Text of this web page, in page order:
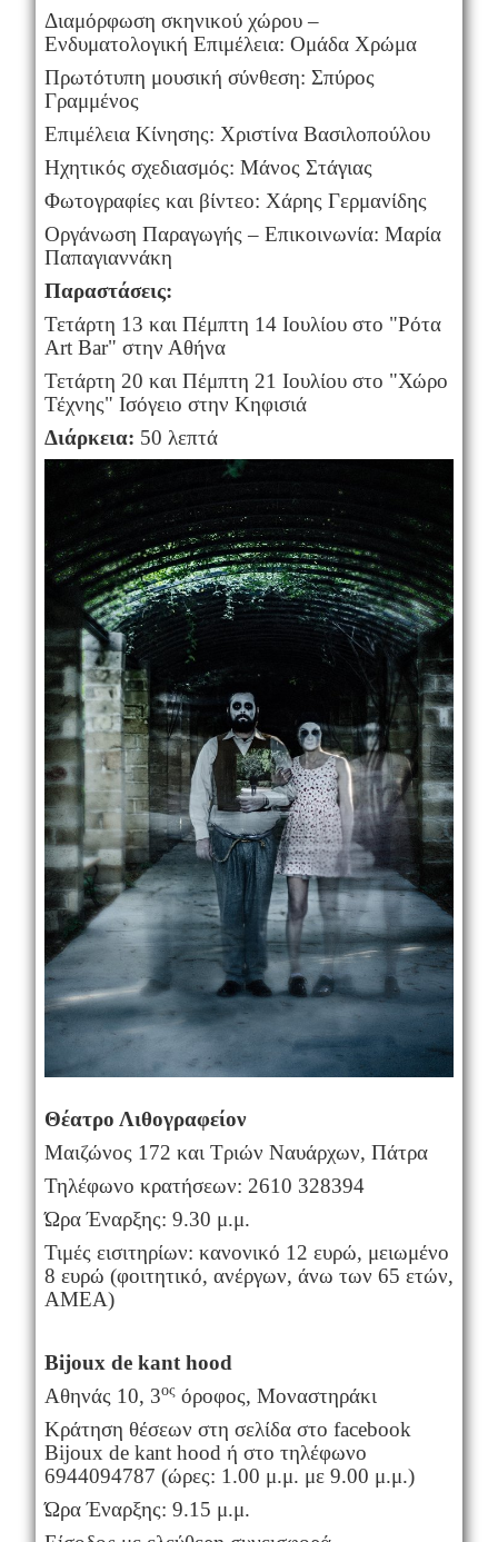
Διαμόρφωση σκηνικού χώρου –
Ενδυματολογική Επιμέλεια: Ομάδα Χρώμα
Πρωτότυπη μουσική σύνθεση: Σπύρος
Γραμμένος
Επιμέλεια Κίνησης: Χριστίνα Βασιλοπούλου
Ηχητικός σχεδιασμός: Μάνος Στάγιας
Φωτογραφίες και βίντεο: Χάρης Γερμανίδης
Οργάνωση Παραγωγής – Επικοινωνία: Μαρία
Παπαγιαννάκη
Παραστάσεις:
Τετάρτη 13 και Πέμπτη 14 Ιουλίου στο "Ρότα
Art Bar" στην Αθήνα
Τετάρτη 20 και Πέμπτη 21 Ιουλίου στο "Χώρο
Τέχνης" Ισόγειο στην Κηφισιά
Διάρκεια: 50 λεπτά
Θέατρο Λιθογραφείον
Μαιζώνος 172 και Τριών Ναυάρχων, Πάτρα
Τηλέφωνο κρατήσεων: 2610 328394
Ώρα Έναρξης: 9.30 μ.μ.
Τιμές εισιτηρίων: κανονικό 12 ευρώ, μειωμένο
8 ευρώ (φοιτητικό, ανέργων, άνω των 65 ετών,
ΑΜΕΑ)
Βijoux de kant hood
Αθηνάς 10, 3οςόροφος, Μοναστηράκι
Κράτηση θέσεων στη σελίδα στο facebook
Bijoux de kant hood ή στο τηλέφωνο
6944094787 (ώρες: 1.00 μ.μ. με 9.00 μ.μ.)
Ώρα Έναρξης: 9.15 μ.μ.